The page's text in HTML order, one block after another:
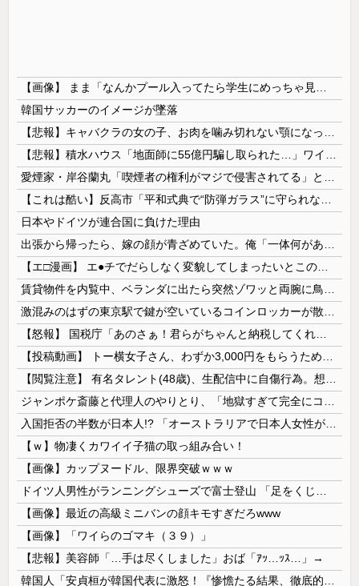
韓国サッカーのイメージが墜落
日本やドイツが連合国に負けた理由
【ｗ】物凄くカワイイ子猫の取っ組み合い！
【画像】カップヌードル、限界突破ｗｗｗ
【画像】最近の高級ミニバンの顔キモすぎだろwww
【画像】「ワイらのゴマキ（３９）」
【悲報】美容師「…手は尽くしました」おば「ｱｯ…ｯｽ…」→